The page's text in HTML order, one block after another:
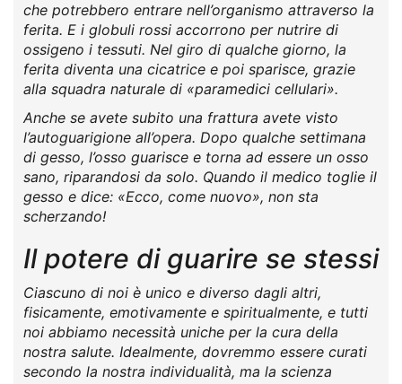
che potrebbero entrare nell’organismo attraverso la
ferita. E i globuli rossi accorrono per nutrire di
ossigeno i tessuti. Nel giro di qualche giorno, la
ferita diventa una cicatrice e poi sparisce, grazie
alla squadra naturale di «paramedici cellulari».
Anche se avete subito una frattura avete visto
l’autoguarigione all’opera. Dopo qualche settimana
di gesso, l’osso guarisce e torna ad essere un osso
sano, riparandosi da solo. Quando il medico toglie il
gesso e dice: «Ecco, come nuovo», non sta
scherzando!
Il potere di guarire se stessi
Ciascuno di noi è unico e diverso dagli altri,
fisicamente, emotivamente e spiritualmente, e tutti
noi abbiamo necessità uniche per la cura della
nostra salute. Idealmente, dovremmo essere curati
secondo la nostra individualità, ma la scienza